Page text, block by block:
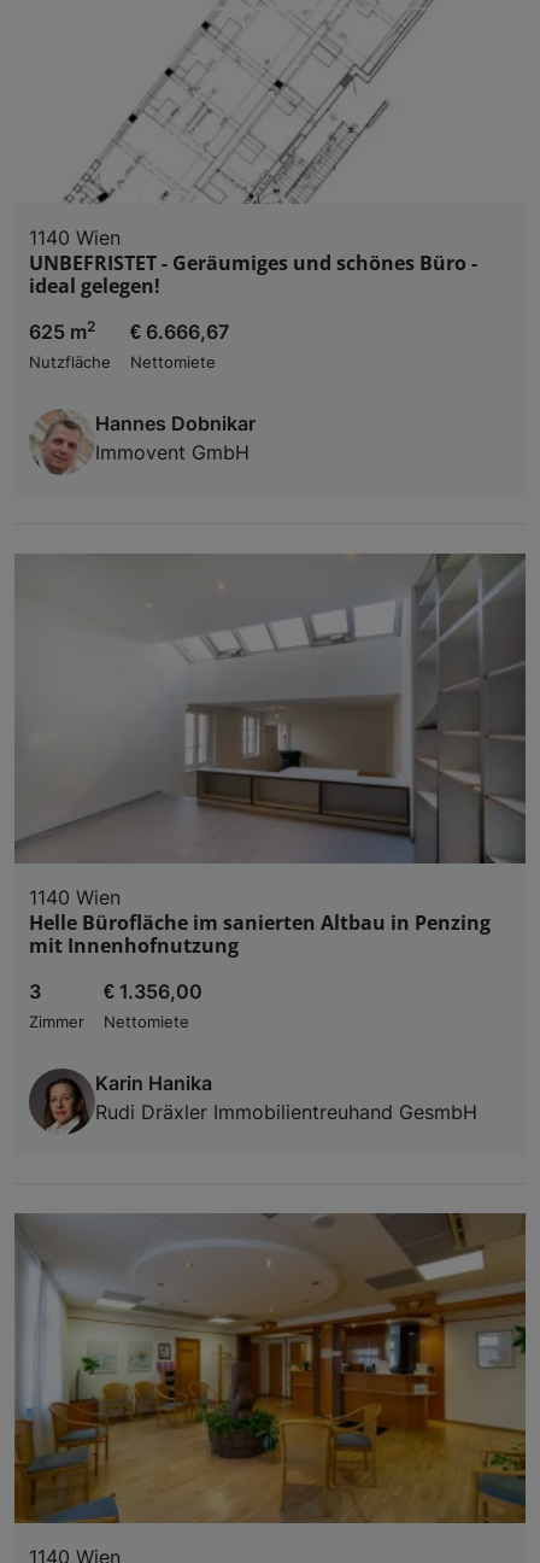
1140 Wien
UNBEFRISTET - Geräumiges und schönes Büro -
ideal gelegen!
625 m2
Nutzfläche
€ 6.666,67
Nettomiete
Hannes Dobnikar
Immovent GmbH
1140 Wien
Helle Bürofläche im sanierten Altbau in Penzing
mit Innenhofnutzung
3
Zimmer
€ 1.356,00
Nettomiete
Karin Hanika
Rudi Dräxler Immobilientreuhand GesmbH
1140 Wien